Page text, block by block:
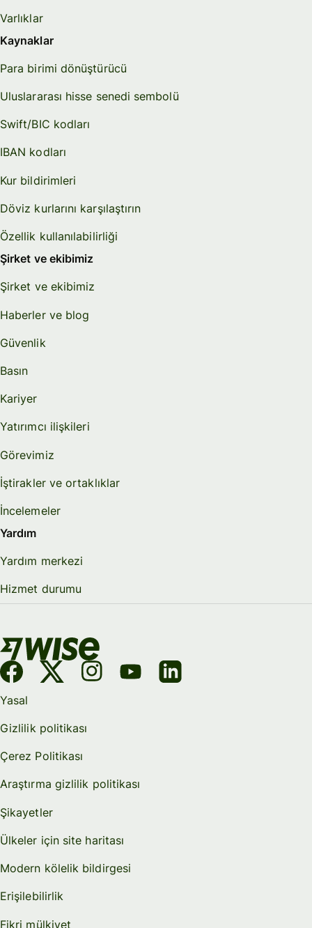
Varlıklar
Kaynaklar
Para birimi dönüştürücü
Uluslararası hisse senedi sembolü
Swift/BIC kodları
IBAN kodları
Kur bildirimleri
Döviz kurlarını karşılaştırın
Özellik kullanılabilirliği
Şirket ve ekibimiz
Şirket ve ekibimiz
Haberler ve blog
Güvenlik
Basın
Kariyer
Yatırımcı ilişkileri
Görevimiz
İştirakler ve ortaklıklar
İncelemeler
Yardım
Yardım merkezi
Hizmet durumu
Yasal
Gizlilik politikası
Çerez Politikası
Araştırma gizlilik politikası
Şikayetler
Ülkeler için site haritası
Modern kölelik bildirgesi
Erişilebilirlik
Fikri mülkiyet